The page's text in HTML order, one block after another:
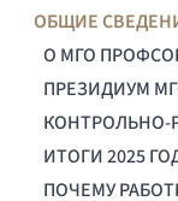
ОБЩИЕ
О МГО
ПРЕЗИДИУМ
КОНТРОЛЬНО-
ИТОГИ 2025
ПОЧЕМУ